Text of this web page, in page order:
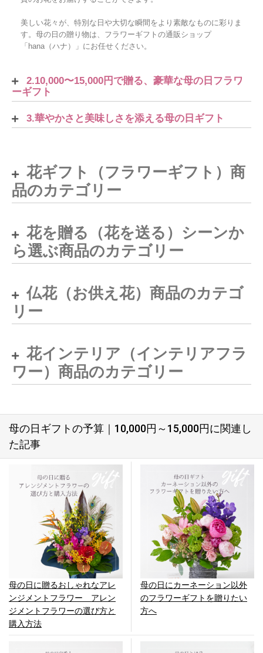
美しい花々が、特別な日や大切な瞬間をより素敵なものに彩りま
す。母の日の贈り物は、フラワーギフトの通販ショップ
「hana（ハナ）」にお任せください。
2.10,000〜15,000円で贈る、豪華な母の日フラワ
ーギフト
3.華やかさと美味しさを添える母の日ギフト
花ギフト（フラワーギフト）商
品のカテゴリー
花を贈る（花を送る）シーンか
ら選ぶ商品のカテゴリー
仏花（お供え花）商品のカテゴ
リー
花インテリア（インテリアフラ
ワー）商品のカテゴリー
母の日ギフトの予算｜10,000円～15,000円に関連し
た記事
母の日に贈るおしゃれなアレ
ンジメントフラワー アレン
ジメントフラワーの選び方と
購入方法
母の日にカーネーション以外
のフラワーギフトを贈りたい
方へ